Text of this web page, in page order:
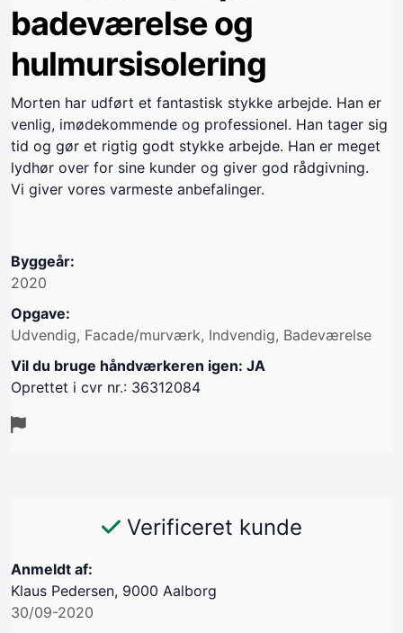
badeværelse og
hulmursisolering
Morten har udført et fantastisk stykke arbejde. Han er
venlig, imødekommende og professionel. Han tager sig
tid og gør et rigtig godt stykke arbejde. Han er meget
lydhør over for sine kunder og giver god rådgivning.
Vi giver vores varmeste anbefalinger.
Byggeår:
2020
Opgave:
Udvendig, Facade/murværk, Indvendig, Badeværelse
Vil du bruge håndværkeren igen: JA
Oprettet i cvr nr.: 36312084
Verificeret kunde
Anmeldt af:
Klaus Pedersen, 9000 Aalborg
30/09-2020